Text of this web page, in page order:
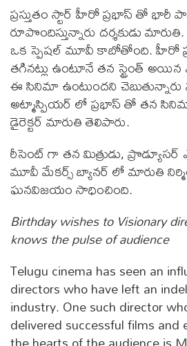
ప్రస్తుతం స్టార్ హీరో ప్రభాస్ తో
రూపొందిస్తున్నారు దర్శకుడు
ఒక స్పెషల్ మూవీ కాబోతోంది. హీరో
తగినట్లు ఉంటూనే తన స్ట్రెంత్
ఈ సినిమా ఉంటుందని
అట్మాస్పియర్ లో ప్రభాస్ తో తన సినిమా
డైరెక్టర్ మారుతి తెలిపారు.
రీసెంట్ గా తన మిత్రుడు,
మూవీ మేకర్స్ బ్యానర్ లో మారుతి
ఘనవిజయం సాధించింది.
Birthday wishes to Visionary
knows the pulse of audience
Telugu cinema has seen an
directors who have left an
industry. One such director
delivered successful films and